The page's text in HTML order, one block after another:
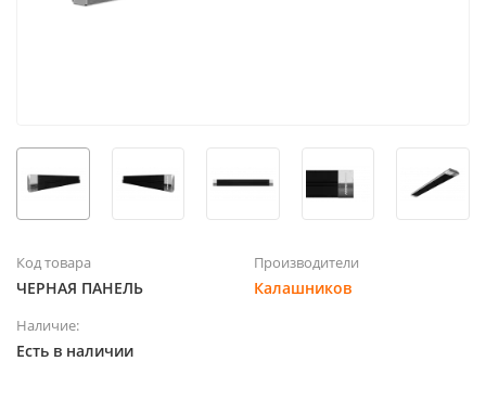
Код товара
ЧЕРНАЯ ПАНЕЛЬ
Производители
Калашников
Наличие:
Есть в наличии